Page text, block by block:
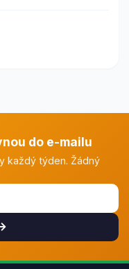
do e-mailu
každý týden. Žádný